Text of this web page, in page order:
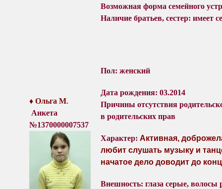
Возможная форма семейного
Наличие братьев, сестер: имеет
♦ Ольга М.
Анкета
№1370000007537
Пол: женский
Дата рождения: 03.2014
Причины отсутствия
в родительских прав
Характер: Активная,
любит слушать музыку и
начатое дело доводит до
Внешность: глаза серые, волосы